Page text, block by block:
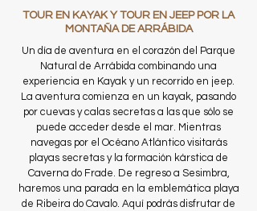
TOUR EN KAYAK Y TOUR EN JEEP POR LA
MONTAÑA DE ARRÁBIDA
Un día de aventura en el corazón del Parque
Natural de Arrábida combinando una
experiencia en Kayak y un recorrido en jeep.
La aventura comienza en un kayak, pasando
por cuevas y calas secretas a las que sólo se
puede acceder desde el mar. Mientras
navegas por el Océano Atlántico visitarás
playas secretas y la formación kárstica de
Caverna do Frade. De regreso a Sesimbra,
haremos una parada en la emblemática playa
de Ribeira do Cavalo. Aquí podrás disfrutar de